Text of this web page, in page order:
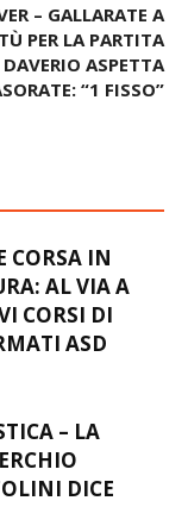
– GALLARATE A
PER LA PARTITA
ASPETTA
“1 FISSO”
CORSA IN
AL VIA A
CORSI DI
ASD
– LA
DICE